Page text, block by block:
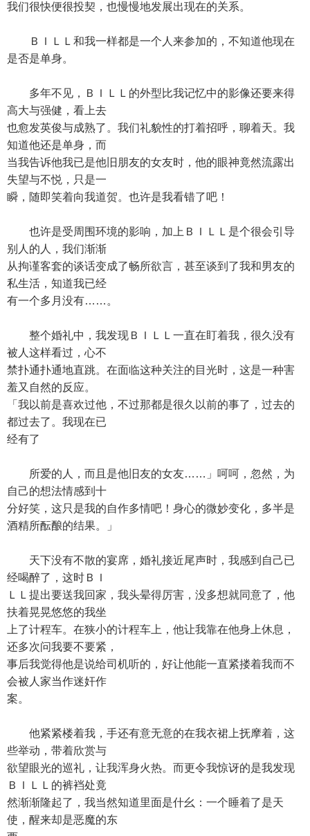
我们很快便很投契，也慢慢地发展出现在的关系。
ＢＩＬＬ和我一样都是一个人来参加的，不知道他现在
是否是单身。
多年不见，ＢＩＬＬ的外型比我记忆中的影像还要来得
高大与强健，看上去
也愈发英俊与成熟了。我们礼貌性的打着招呼，聊着天。我
知道他还是单身，而
当我告诉他我已是他旧朋友的女友时，他的眼神竟然流露出
失望与不悦，只是一
瞬，随即笑着向我道贺。也许是我看错了吧！
也许是受周围环境的影响，加上ＢＩＬＬ是个很会引导
别人的人，我们渐渐
从拘谨客套的谈话变成了畅所欲言，甚至谈到了我和男友的
私生活，知道我已经
有一个多月没有……。
整个婚礼中，我发现ＢＩＬＬ一直在盯着我，很久没有
被人这样看过，心不
禁扑通扑通地直跳。在面临这种关注的目光时，这是一种害
羞又自然的反应。
「我以前是喜欢过他，不过那都是很久以前的事了，过去的
都过去了。我现在已
经有了
所爱的人，而且是他旧友的女友……」呵呵，忽然，为
自己的想法情感到十
分好笑，这只是我的自作多情吧！身心的微妙变化，多半是
酒精所酝酿的结果。」
天下没有不散的宴席，婚礼接近尾声时，我感到自己已
经喝醉了，这时ＢＩ
ＬＬ提出要送我回家，我头晕得厉害，没多想就同意了，他
扶着晃晃悠悠的我坐
上了计程车。在狭小的计程车上，他让我靠在他身上休息，
还多次问我要不要紧，
事后我觉得他是说给司机听的，好让他能一直紧搂着我而不
会被人家当作迷奸作
案。
他紧紧楼着我，手还有意无意的在我衣裙上抚摩着，这
些举动，带着欣赏与
欲望眼光的巡礼，让我浑身火热。而更令我惊讶的是我发现
ＢＩＬＬ的裤裆处竟
然渐渐隆起了，我当然知道里面是什幺：一个睡着了是天
使，醒来却是恶魔的东